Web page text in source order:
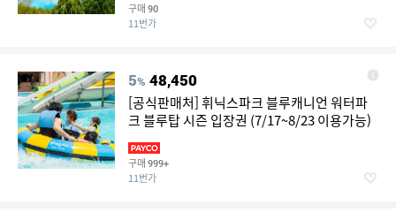
구매 90
11번가
5% 48,450
[공식판매처] 휘닉스파크 블루캐니언 워터파
크 블루탑 시즌 입장권 (7/17~8/23 이용가능)
구매 999+
11번가